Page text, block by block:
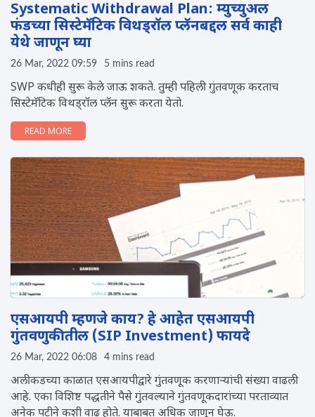
Systematic Withdrawal Plan: म्युच्युअल
फंडच्या सिस्टेमॅटिक विथड्रॉल प्लॅनबद्दल सर्व काही
येथे जाणून घ्या
26 Mar, 2022 09:59 5 mins read
SWP कधीही सुरू केले जाऊ शकते. तुम्ही पहिली गुंतवणूक करताच
सिस्टेमॅटिक विथड्रॉल प्लॅन सुरू करता येतो.
READ MORE
एसआयपी म्हणजे काय? हे आहेत एसआयपी
गुंतवणुकीतील (SIP Investment) फायदे
26 Mar, 2022 06:08 4 mins read
अलीकडच्या काळात एसआयपीद्वारे गुंतवणूक करणाऱ्यांची संख्या वाढली
आहे. एका विशिष्ट पद्धतीने पैसे गुंतवल्याने गुंतवणूकदारांच्या परताव्यात
अनेक पटीने कशी वाढ होते. याबाबत अधिक जाणून घेऊ.